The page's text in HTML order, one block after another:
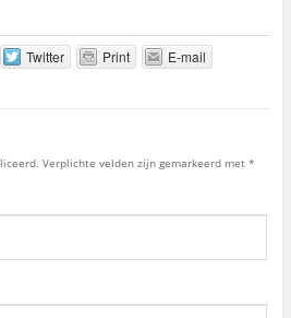
Twitter Print E-mail
Verplichte velden zijn gemarkeerd met *